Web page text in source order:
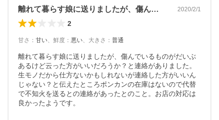
離れて暮らす娘に送りましたが、傷んでい… 2020/2/1
2
甘さ ： 甘い、 鮮度 ： 悪い、 大きさ ： 普通
離れて暮らす娘に送りましたが、傷んでいるものがだいぶ
あるけど云った方がいいだろうか？と連絡がありました。
生モノだから仕方ないかもしれないが連絡した方がいいん
じゃない？と伝えたところポンカンの在庫はないので代替
で不知火を送るとの連絡があったとのこと。お店の対応は
良かったようです。